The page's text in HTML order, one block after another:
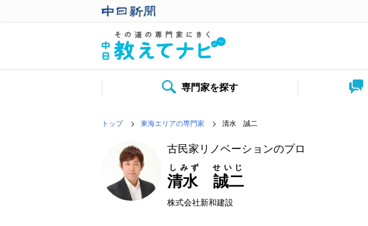
専門家を探す
トップ 東海エリアの専門家 清水 誠二
古民家リノベーションのプロ
清水 誠二
しみず せいじ
株式会社新和建設